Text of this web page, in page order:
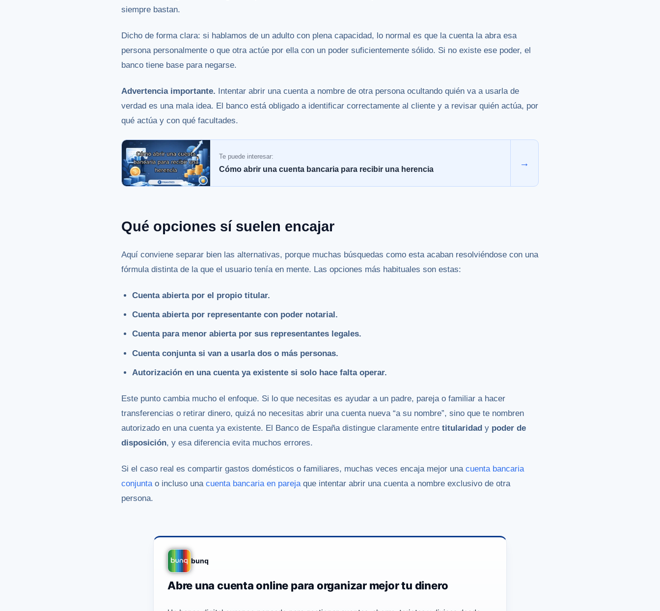
siempre bastan.
Dicho de forma clara: si hablamos de un adulto con plena capacidad, lo normal es que la cuenta la abra esa
persona personalmente o que otra actúe por ella con un poder suficientemente sólido. Si no existe ese poder, el
banco tiene base para negarse.
Advertencia importante. Intentar abrir una cuenta a nombre de otra persona ocultando quién va a usarla de
verdad es una mala idea. El banco está obligado a identificar correctamente al cliente y a revisar quién actúa, por
qué actúa y con qué facultades.
Te puede interesar:
Cómo abrir una cuenta bancaria para recibir una herencia
→
Qué opciones sí suelen encajar
Aquí conviene separar bien las alternativas, porque muchas búsquedas como esta acaban resolviéndose con una
fórmula distinta de la que el usuario tenía en mente. Las opciones más habituales son estas:
Cuenta abierta por el propio titular.
Cuenta abierta por representante con poder notarial.
Cuenta para menor abierta por sus representantes legales.
Cuenta conjunta si van a usarla dos o más personas.
Autorización en una cuenta ya existente si solo hace falta operar.
Este punto cambia mucho el enfoque. Si lo que necesitas es ayudar a un padre, pareja o familiar a hacer
transferencias o retirar dinero, quizá no necesitas abrir una cuenta nueva “a su nombre”, sino que te nombren
autorizado en una cuenta ya existente. El Banco de España distingue claramente entre titularidad y poder de
disposición, y esa diferencia evita muchos errores.
Si el caso real es compartir gastos domésticos o familiares, muchas veces encaja mejor una cuenta bancaria
conjuntao incluso una cuenta bancaria en parejaque intentar abrir una cuenta a nombre exclusivo de otra
persona.
bunq
Abre una cuenta online para organizar mejor tu dinero